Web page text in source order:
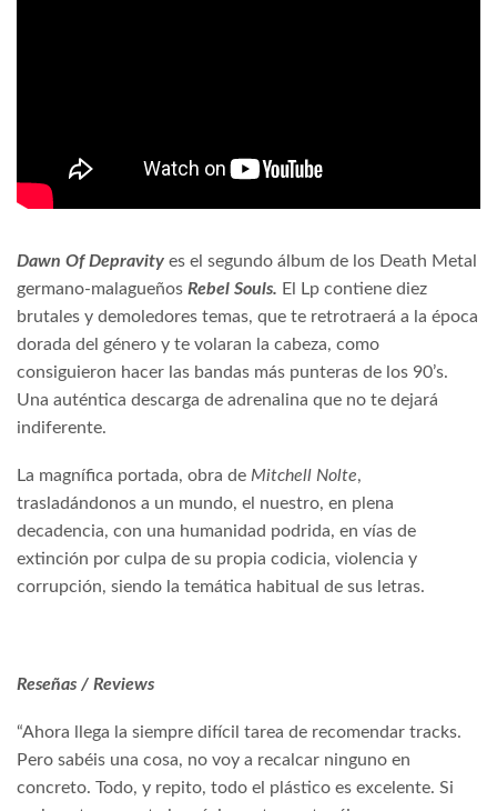
Dawn Of Depravity es el segundo álbum de los Death Metal
germano-malagueños Rebel Souls. El Lp contiene diez
brutales y demoledores temas, que te retrotraerá a la época
dorada del género y te volaran la cabeza, como
consiguieron hacer las bandas más punteras de los 90’s.
Una auténtica descarga de adrenalina que no te dejará
indiferente.
La magnífica portada, obra de Mitchell Nolte,
trasladándonos a un mundo, el nuestro, en plena
decadencia, con una humanidad podrida, en vías de
extinción por culpa de su propia codicia, violencia y
corrupción, siendo la temática habitual de sus letras.
Reseñas / Reviews
“Ahora llega la siempre difícil tarea de recomendar tracks.
Pero sabéis una cosa, no voy a recalcar ninguno en
concreto. Todo, y repito, todo el plástico es excelente. Si